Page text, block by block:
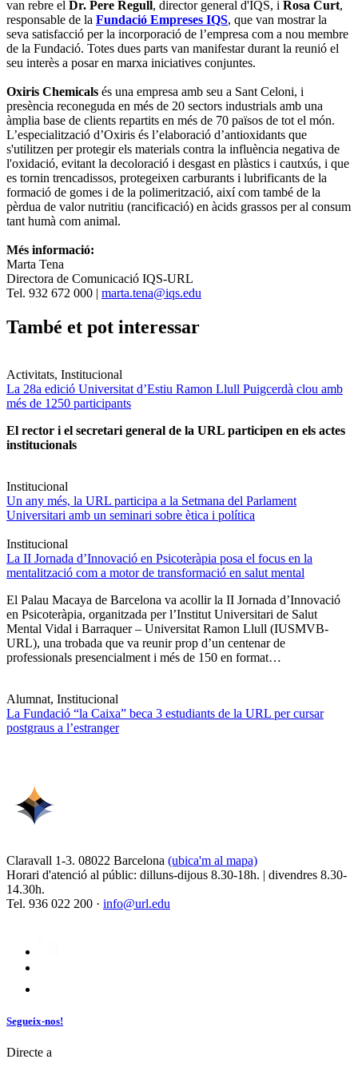
van rebre el Dr. Pere Regull, director general d'IQS, i Rosa Curt,
responsable de la Fundació Empreses IQS, que van mostrar la
seva satisfacció per la incorporació de l’empresa com a nou membre
de la Fundació. Totes dues parts van manifestar durant la reunió el
seu interès a posar en marxa iniciatives conjuntes.
Oxiris Chemicals és una empresa amb seu a Sant Celoni, i
presència reconeguda en més de 20 sectors industrials amb una
àmplia base de clients repartits en més de 70 països de tot el món.
L’especialització d’Oxiris és l’elaboració d’antioxidants que
s'utilitzen per protegir els materials contra la influència negativa de
l'oxidació, evitant la decoloració i desgast en plàstics i cautxús, i que
es tornin trencadissos, protegeixen carburants i lubrificants de la
formació de gomes i de la polimerització, així com també de la
pèrdua de valor nutritiu (rancificació) en àcids grassos per al consum
tant humà com animal.
Més informació:
Marta Tena
Directora de Comunicació IQS-URL
Tel. 932 672 000 | marta.tena@iqs.edu
També et pot interessar
Activitats, Institucional
La 28a edició Universitat d’Estiu Ramon Llull Puigcerdà clou amb
més de 1250 participants
El rector i el secretari general de la URL participen en els actes
institucionals
Institucional
Un any més, la URL participa a la Setmana del Parlament
Universitari amb un seminari sobre ètica i política
Institucional
La II Jornada d’Innovació en Psicoteràpia posa el focus en la
mentalització com a motor de transformació en salut mental
El Palau Macaya de Barcelona va acollir la II Jornada d’Innovació
en Psicoteràpia, organitzada per l’Institut Universitari de Salut
Mental Vidal i Barraquer – Universitat Ramon Llull (IUSMVB-
URL), una trobada que va reunir prop d’un centenar de
professionals presencialment i més de 150 en format…
Alumnat, Institucional
La Fundació “la Caixa” beca 3 estudiants de la URL per cursar
postgraus a l’estranger
Claravall 1-3. 08022 Barcelona (ubica'm al mapa)
Horari d'atenció al públic: dilluns-dijous 8.30-18h. | divendres 8.30-
14.30h.
Tel. 936 022 200 · info@url.edu
Segueix-nos!
Directe a